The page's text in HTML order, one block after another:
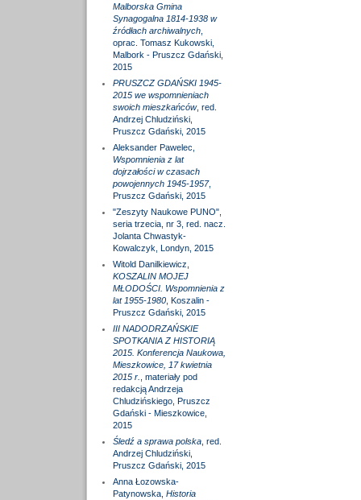
Malborska Gmina
Synagogalna 1814-1938 w
źródłach archiwalnych,
oprac. Tomasz Kukowski,
Malbork - Pruszcz Gdański,
2015
PRUSZCZ GDAŃSKI 1945-
2015 we wspomnieniach
swoich mieszkańców, red.
Andrzej Chludziński,
Pruszcz Gdański, 2015
Aleksander Pawelec,
Wspomnienia z lat
dojrzałości w czasach
powojennych 1945-1957,
Pruszcz Gdański, 2015
"Zeszyty Naukowe PUNO",
seria trzecia, nr 3, red. nacz.
Jolanta Chwastyk-
Kowalczyk, Londyn, 2015
Witold Danilkiewicz,
KOSZALIN MOJEJ
MŁODOŚCI. Wspomnienia z
lat 1955-1980, Koszalin -
Pruszcz Gdański, 2015
III NADODRZAŃSKIE
SPOTKANIA Z HISTORIĄ
2015. Konferencja Naukowa,
Mieszkowice, 17 kwietnia
2015 r.
, materiały pod
redakcją Andrzeja
Chludzińskiego, Pruszcz
Gdański - Mieszkowice,
2015
Śledź a sprawa polska, red.
Andrzej Chludziński,
Pruszcz Gdański, 2015
Anna Łozowska-
Patynowska, Historia